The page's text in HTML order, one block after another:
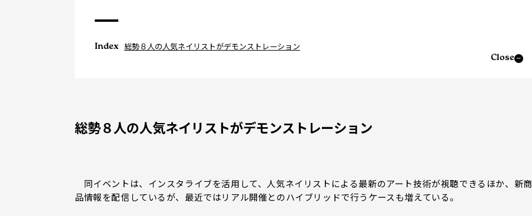
Index
Close
総勢８人の人気ネイリストがデモンストレーション
総勢８人の人気ネイリストがデモンストレーション
同イベントは、インスタライブを活用して、人気ネイリストによる最新のアート技術が視聴できるほか、新商
品情報を配信しているが、最近ではリアル開催とのハイブリッドで行うケースも増えている。